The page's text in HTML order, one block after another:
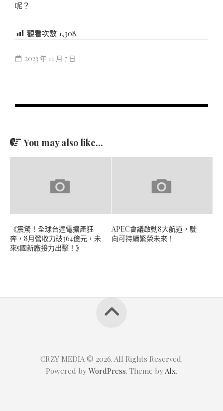
呢？
觀看次數 1,308
2023 年 11 月 7 日
You may also like...
《震驚！全球台達電擴產狂
奔，8月營收力破364億元，未
來5國新廠接力出擊！》
APEC會議啟動8大航道，駛
向可持續繁榮未來！
CRZY MEDIA © 2026. All Rights Reserved.
Powered by WordPress. Theme by Alx.